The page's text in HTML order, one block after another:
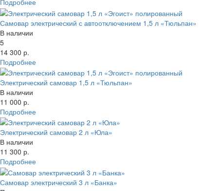
Показать товары
Свернуть фильтр
Латунь
Самовары термопоты
В наборе
Медный
Серебряный
Расписные
Золотой
Жостово
Гжель
Свернуть категории
Свернуть категории
Подробнее
Самовар электрический с автоотключением 1,5 л «Тюльпан»
В наличии
5
14 300 р.
Подробнее
Электрический самовар 1,5 л «Тюльпан»
В наличии
11 000 р.
Подробнее
Электрический самовар 2 л «Юла»
В наличии
11 300 р.
Подробнее
Самовар электрический 3 л «Банка»